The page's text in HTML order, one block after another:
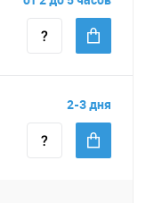
2-3 дня